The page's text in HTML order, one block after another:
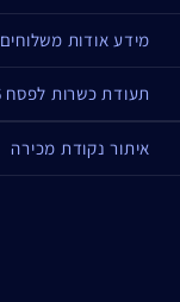
מידע אודות משלוחים
תעודת כשרות לפסח 2026
איתור נקודת מכירה